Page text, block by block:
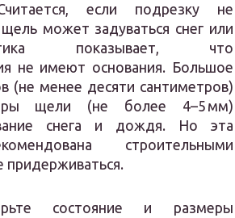
если подрезку не
может задуваться снег или
показывает, что
не имеют основания. Большое
(не менее десяти сантиметров)
щели (не более 4–5 мм)
снега и дождя. Но эта
строительными
придерживаться.
состояние и размеры